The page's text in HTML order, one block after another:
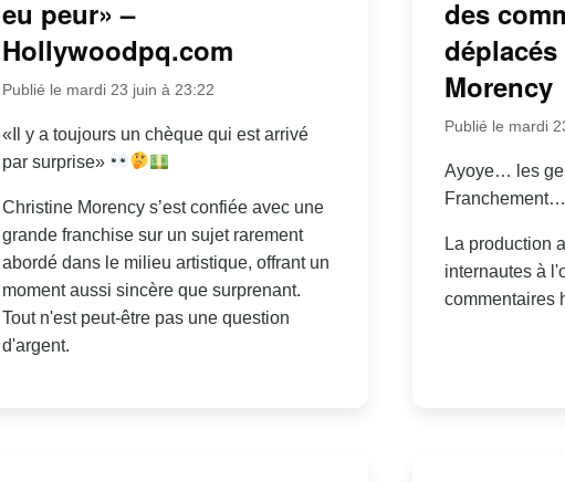
eu peur» –
Hollywoodpq.com
Publié le mardi 23 juin à 23:22
«Il y a toujours un chèque qui est arrivé
par surprise»
Christine Morency s’est confiée avec une
grande franchise sur un sujet rarement
abordé dans le milieu artistique, offrant un
moment aussi sincère que surprenant.
Tout n'est peut-être pas une question
d'argent.
des
Morency
Publié le mardi
Ayoye… les
Franchement…
La production
internautes à
commentaires